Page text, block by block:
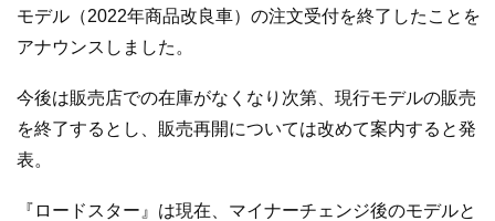
モデル（2022年商品改良車）の注文受付を終了したことを
アナウンスしました。
今後は販売店での在庫がなくなり次第、現行モデルの販売
を終了するとし、販売再開については改めて案内すると発
表。
『ロードスター』は現在、マイナーチェンジ後のモデルと